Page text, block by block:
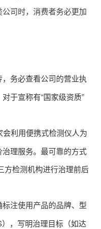
司时，消费者务必更加
务必查看公司的营业执
于宣称有“国家级资质”
会利用便携式检测仪人为
理服务。最可靠的方式
方检测机构进行治理前后
注使用产品的品牌、型
，写明治理目标（如达